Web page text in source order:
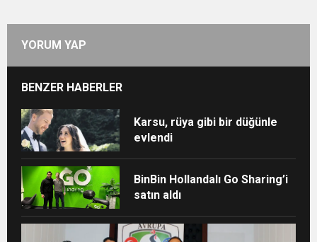
YORUM YAP
BENZER HABERLER
Karsu, rüya gibi bir düğünle
evlendi
BinBin Hollandalı Go Sharing’i
satın aldı